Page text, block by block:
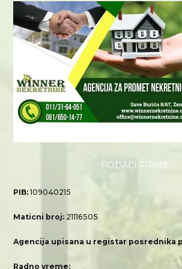
PODACI FIRME
PIB:109040215
Maticni broj: 21116505
Agencija upisana u registar posrednika
Radno vreme: